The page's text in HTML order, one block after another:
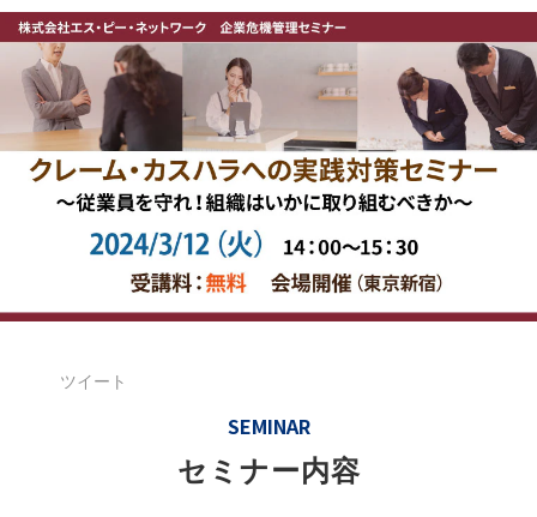
ツイート
SEMINAR
セミナー内容